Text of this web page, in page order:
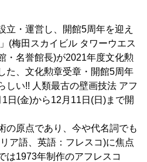
・運営し、開館5周年を迎え
(梅田スカイビル タワーウエス
・名誉館長)が2021年度文化勲
た、文化勲章受章・開館5周年
しい!! 人類最古の壁画技法 アフ
日(金)から12月11日(日)まで開
原点であり、今や代名詞でも
ア語、英語：フレスコ)に焦点
は1973年制作のアフレスコ